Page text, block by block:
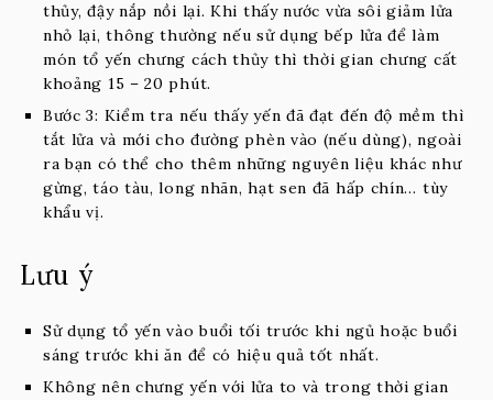
thủy, đậy nắp nồi lại. Khi thấy nước vừa sôi giảm lửa
nhỏ lại, thông thường nếu sử dụng bếp lửa để làm
món tổ yến chưng cách thủy thì thời gian chưng cất
khoảng 15 – 20 phút.
Bước 3: Kiểm tra nếu thấy yến đã đạt đến độ mềm thì
tắt lửa và mới cho đường phèn vào (nếu dùng), ngoài
ra bạn có thể cho thêm những nguyên liệu khác như
gừng, táo tàu, long nhãn, hạt sen đã hấp chín… tùy
khẩu vị.
Lưu ý
Sử dụng tổ yến vào buổi tối trước khi ngủ hoặc buổi
sáng trước khi ăn để có hiệu quả tốt nhất.
Không nên chưng yến với lửa to và trong thời gian